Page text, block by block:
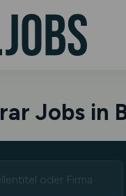
Jobs in